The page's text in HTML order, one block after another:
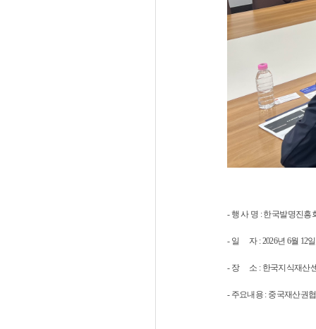
- 행 사 명 : 한국발명진
- 일 자 : 2026년 6월 12
- 장 소 : 한국지식재산
- 주요내용 : 중국재산권